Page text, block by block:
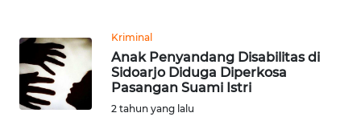
Kriminal
Anak Penyandang Disabilitas di
Sidoarjo Diduga Diperkosa
Pasangan Suami Istri
2 tahun yang lalu
WN
PADANG
LAWAS